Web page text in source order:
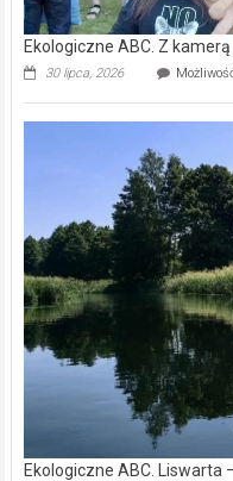
Ekologiczne ABC. Z
30 lipca, 2026
Ekologiczne ABC.